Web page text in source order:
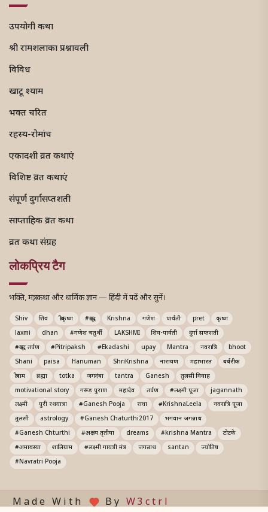
उपयोगी कथा
श्री रामशलाका प्रश्नावली
विविध
खाटू श्याम
भक्त चरित
रहस्य-रोमांच
एकादशी व्रत कथाएं
विशिष्ट व्रत कथाएं
संपूर्ण दुर्गासप्तशती
साप्ताहिक व्रत कथा
व्रत कथा संग्रह
लोकप्रिय टैग
भक्ति, मंत्र, कथा और धार्मिक ज्ञान — हिंदी में पढ़ें और सुनें।
Shiv शिव श्रीकृष्ण #श्राद्ध Krishna गणेश पार्वती pret
कृष्ण
laxmi
dhan #गणेश चतुर्थी LAKSHMI शिव-पार्वती
दुर्गा सप्तशती
#श्राद्ध तर्पण
#Pitripaksh #Ekadashi upay Mantra नवरात्रि
bhoot
Shani
paisa Hanuman ShriKrishna नारायण महाभारत
बर्बरीक
श्रीराम
ब्रह्मा totka जगदंबा tantra Ganesh
तुलसी विवाह
motivational story
गरूड़ पुराण महादेव तर्पण #लक्ष्मी पूजा
jagannath
लक्ष्मी
पुरी रथयात्रा #Ganesh Pooja राधा #KrishnaLeela
नवरात्रि पूजा
तुलसी
astrology #Ganesh Chaturthi2017
भगवान जगन्नाथ
#Ganesh Chturthi
#अक्षय तृतीया dreams #krishna Mantra
टोटके
#अमावस्या
शालिग्राम #लक्ष्मी गायत्री मंत्र जगन्नाथ santan
ज्योतिष
#Navratri Pooja
Made With By W3ctrl